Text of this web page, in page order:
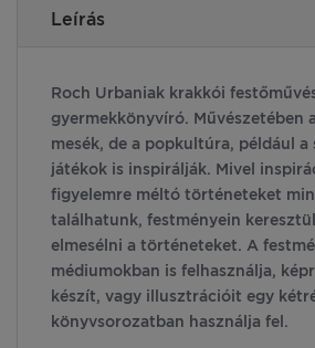
Leírás
Roch Urbaniak krakkói
gyermekkönyvíró. Művészetében
mesék, de a popkultúra, például a
játékok is inspirálják. Mivel
figyelemre méltó történeteket
találhatunk, festményein
elmesélni a történeteket. A
médiumokban is felhasználja,
készít, vagy illusztrációit egy
könyvsorozatban használja fel.